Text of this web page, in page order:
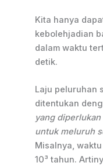
Kita hanya
kebolehjadian
dalam waktu
detik.
Laju peluruhan
ditentukan
yang
untuk meluruh
Misalnya,
10³ tahun.